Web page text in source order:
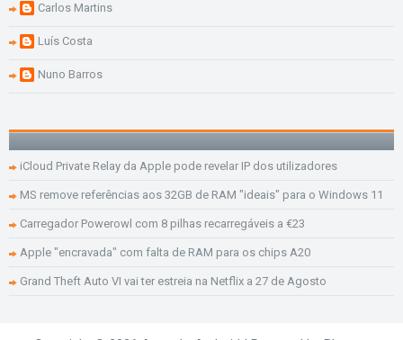
Carlos Martins
Luís Costa
Nuno Barros
iCloud Private Relay da Apple pode revelar IP dos utilizadores
MS remove referências aos 32GB de RAM "ideais" para o Windows 11
Carregador Powerowl com 8 pilhas recarregáveis a €23
Apple "encravada" com falta de RAM para os chips A20
Grand Theft Auto VI vai ter estreia na Netflix a 27 de Agosto